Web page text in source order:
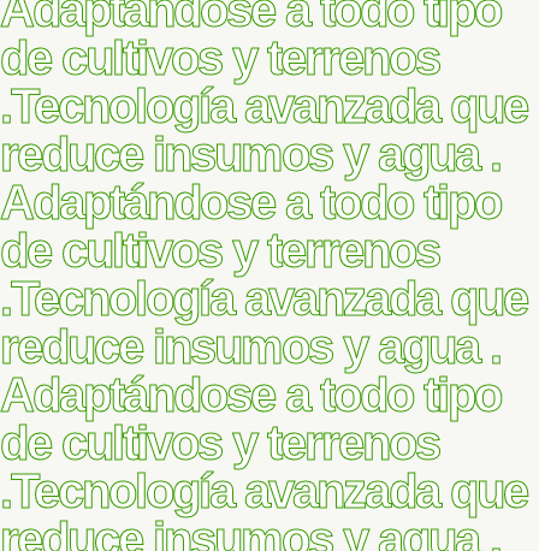
de cultivos y terrenos
.Tecnología avanzada que
reduce insumos y agua .
Adaptándose a todo tipo
de cultivos y terrenos
.Tecnología avanzada que
reduce insumos y agua .
Adaptándose a todo tipo
de cultivos y terrenos
.Tecnología avanzada que
reduce insumos y agua .